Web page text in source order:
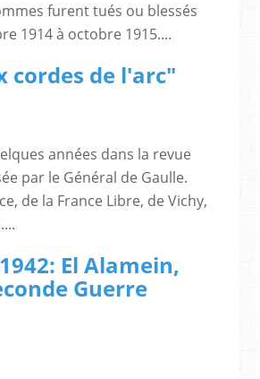
furent tués ou blessés
1914 à octobre 1915....
cordes de l'arc"
années dans la revue
par le Général de Gaulle.
de la France Libre, de Vichy,
El Alamein,
Guerre